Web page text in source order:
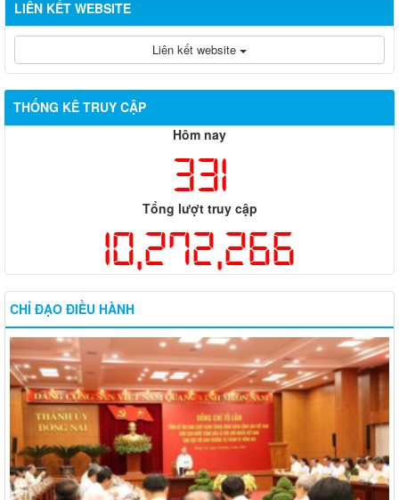
LIÊN KẾT WEBSITE
Liên kết website
THỐNG KÊ TRUY CẬP
Hôm nay
331
Tổng lượt truy cập
10,272,266
CHỈ ĐẠO ĐIỀU HÀNH